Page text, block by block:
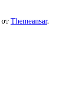
от Themeansar.